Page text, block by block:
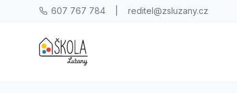
607 767 784 reditel@zsluzany.cz